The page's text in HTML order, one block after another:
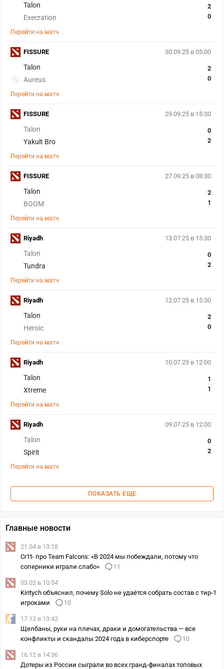
Talon
Execration
2
0
Перейти на матч
30.09.25 в 05:00
Talon
Aureus
2
0
Перейти на матч
FISSURE
29.09.25 в 15:30
Talon
Yakult Bro
0
2
Перейти на матч
FISSURE
27.09.25 в 08:30
Talon
BOOM
2
1
Перейти на матч
FISSURE
13.07.25 в 15:30
Talon
Tundra
0
2
Перейти на матч
Riyadh
12.07.25 в 15:30
Talon
Heroic
2
0
Перейти на матч
Riyadh
10.07.25 в 12:00
Talon
Xtreme
1
1
Перейти на матч
Riyadh
09.07.25 в 12:00
Talon
Spirit
0
2
Перейти на матч
Riyadh
ПОКАЗАТЬ ЕЩЕ
Главные новости
21.04 в 13:18
Cr1t- про Team Falcons: «В 2024 мы побеждали, потому что
соперники играли слабо»
11
03.02 в 10:54
Kiritych объяснил, почему Solo не удаётся собрать состав с тир-1
игроками
10
17.12 в 13:42
Щелбаны, руки на плечах, драки и домогательства — все
конфликты и скандалы 2024 года в киберспорте
10
16.12 в 14:36
Дотеры из России сыграли во всех гранд-финалах топовых